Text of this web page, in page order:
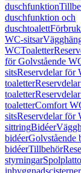
duschfunktion
duschfunktion och
duschtoalett
WC-sitsar
WCToaletter
för Golvstående
sitsReservdelar för
toaletter
toaletter
toaletterComfort
sitsReservdelar för
sittringBidéer
bidéerGolvstående
bidéerTillbehör
styrningar
inbyggnadscisterner